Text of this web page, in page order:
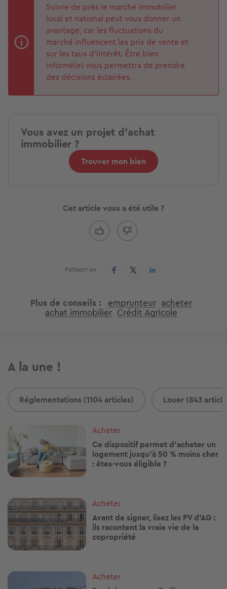
Suivre de près le marché immobilier
local et national peut vous donner un
avantage, car les fluctuations du
marché influencent les prix de vente et
sur les taux d’intérêt. Être bien
informé(e) vous permettra de prendre
des décisions éclairées.
Vous avez un projet d'achat
immobilier ?
Trouver mon bien
Cet article vous a été utile ?
Partager sur
Plus de conseils emprunteur acheter
achat immobilier Crédit Agricole
A la une !
Réglementations (1104 articles) Louer (843
Image
Acheter
Ce dispositif permet d'acheter un
logement jusqu'à 50 % moins cher
: êtes-vous éligible ?
Image
Acheter
Avant de signer, lisez les PV d'AG :
ils racontent la vraie vie de la
copropriété
Image
Acheter